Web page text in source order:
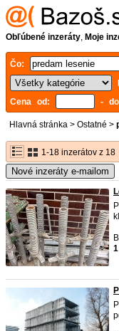
Obľúbené inzeráty, Moje
Čo:
Cena od:
-
Hlavná stránka > Ostatné >
1-18 inzerátov z 18
Nové inzeráty e-mailom